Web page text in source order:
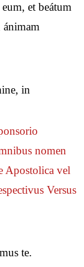
et beátum
ánimam
in
nomen
Apostolica vel
Versus
te.